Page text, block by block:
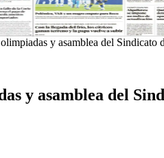
y asamblea del Sindicato
y asamblea del